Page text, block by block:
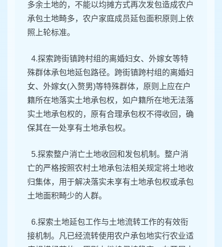
多余土地的，不能以均摊方式再次发包造成农户
承包土地畸多，农户家庭成员延包面积原则上依
照上轮标准。
4.探索跨街镇跨村组的离婚妇女、外嫁女等特
殊群体承包地延包路径。跨街镇跨村组的离婚妇
女、外嫁女(入赘男)等特殊群体，原则上应在户
籍所在地落实土地承包权，如户籍所在地无法落
实土地承包权的，原有合理承包权不得收回，确
保其在一处享有土地承包权。
5.探索整户消亡土地收回和发包机制。整户消
亡的严格按照农村土地承包法相关规定将土地收
归集体，用于解决落实未享有土地承包权或承包
土地面积畸少的人群。
6.探索土地延包工作与土地流转工作的有效衔
接机制。凡已经流转使用农户承包地实行农业适